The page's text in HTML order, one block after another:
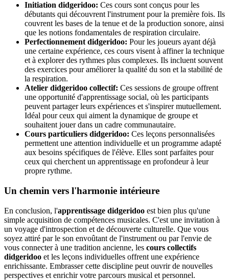
Initiation didgeridoo: Ces cours sont conçus pour les
débutants qui découvrent l'instrument pour la première fois. Ils
couvrent les bases de la tenue et de la production sonore, ainsi
que les notions fondamentales de respiration circulaire.
Perfectionnement didgeridoo: Pour les joueurs ayant déjà
une certaine expérience, ces cours visent à affiner la technique
et à explorer des rythmes plus complexes. Ils incluent souvent
des exercices pour améliorer la qualité du son et la stabilité de
la respiration.
Atelier didgeridoo collectif: Ces sessions de groupe offrent
une opportunité d'apprentissage social, où les participants
peuvent partager leurs expériences et s'inspirer mutuellement.
Idéal pour ceux qui aiment la dynamique de groupe et
souhaitent jouer dans un cadre communautaire.
Cours particuliers didgeridoo: Ces leçons personnalisées
permettent une attention individuelle et un programme adapté
aux besoins spécifiques de l'élève. Elles sont parfaites pour
ceux qui cherchent un apprentissage en profondeur à leur
propre rythme.
Un chemin vers l'harmonie intérieure
En conclusion, l'apprentissage didgeridoo est bien plus qu'une
simple acquisition de compétences musicales. C'est une invitation à
un voyage d'introspection et de découverte culturelle. Que vous
soyez attiré par le son envoûtant de l'instrument ou par l'envie de
vous connecter à une tradition ancienne, les cours collectifs
didgeridoo et les leçons individuelles offrent une expérience
enrichissante. Embrasser cette discipline peut ouvrir de nouvelles
perspectives et enrichir votre parcours musical et personnel.